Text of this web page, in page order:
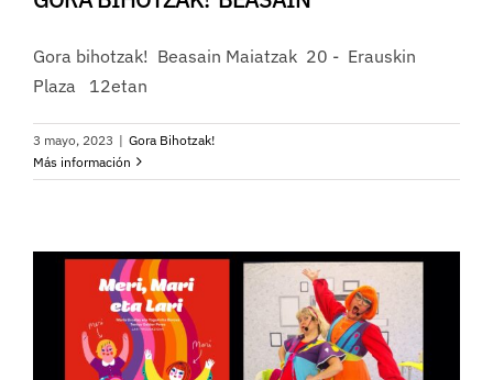
Gora bihotzak! Beasain Maiatzak 20 - Erauskin
Plaza 12etan
3 mayo, 2023 | Gora Bihotzak!
Más información